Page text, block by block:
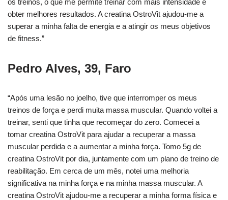
os treinos, o que me permite treinar com mais intensidade e
obter melhores resultados. A creatina OstroVit ajudou-me a
superar a minha falta de energia e a atingir os meus objetivos
de fitness.”
Pedro Alves, 39, Faro
“Após uma lesão no joelho, tive que interromper os meus
treinos de força e perdi muita massa muscular. Quando voltei a
treinar, senti que tinha que recomeçar do zero. Comecei a
tomar creatina OstroVit para ajudar a recuperar a massa
muscular perdida e a aumentar a minha força. Tomo 5g de
creatina OstroVit por dia, juntamente com um plano de treino de
reabilitação. Em cerca de um mês, notei uma melhoria
significativa na minha força e na minha massa muscular. A
creatina OstroVit ajudou-me a recuperar a minha forma física e